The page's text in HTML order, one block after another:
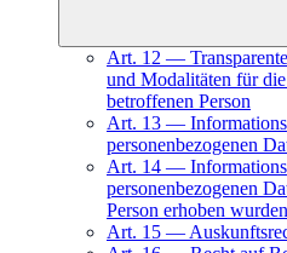
Art. 12 —
und Modalitäten für
betroffenen Person
Art. 13 —
personenbezogenen
Art. 14 —
personenbezogenen
Person erhoben wurden
Art. 15 —